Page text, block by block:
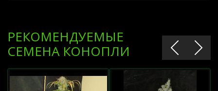
РЕКОМЕНДУЕМЫЕ
СЕМЕНА КОНОПЛИ